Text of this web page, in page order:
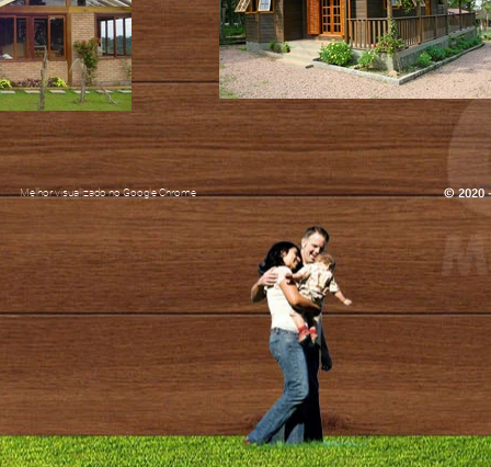
Melhor visualizado no Google Chrome © 2020